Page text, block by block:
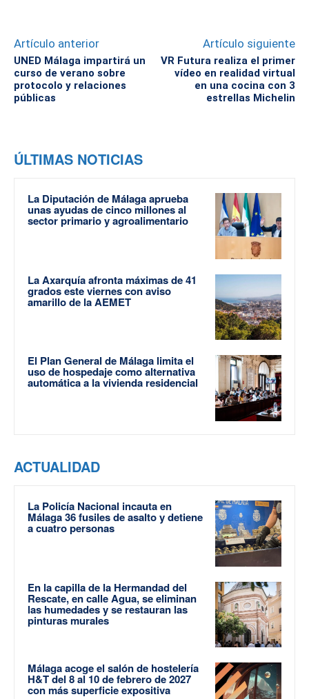
Artículo anterior
UNED Málaga impartirá un
curso de verano sobre
protocolo y relaciones
públicas
Artículo siguiente
VR Futura realiza el primer
vídeo en realidad virtual
en una cocina con 3
estrellas Michelin
ÚLTIMAS NOTICIAS
La Diputación de Málaga aprueba
unas ayudas de cinco millones al
sector primario y agroalimentario
La Axarquía afronta máximas de 41
grados este viernes con aviso
amarillo de la AEMET
El Plan General de Málaga limita el
uso de hospedaje como alternativa
automática a la vivienda residencial
ACTUALIDAD
La Policía Nacional incauta en
Málaga 36 fusiles de asalto y detiene
a cuatro personas
En la capilla de la Hermandad del
Rescate, en calle Agua, se eliminan
las humedades y se restauran las
pinturas murales
Málaga acoge el salón de hostelería
H&T del 8 al 10 de febrero de 2027
con más superficie expositiva